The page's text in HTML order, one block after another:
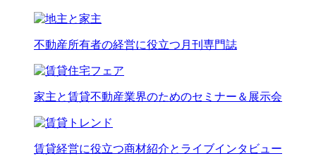
不動産所有者の経営に役立つ月刊専門誌
家主と賃貸不動産業界のためのセミナー＆展示会
賃貸経営に役立つ商材紹介とライブインタビュー